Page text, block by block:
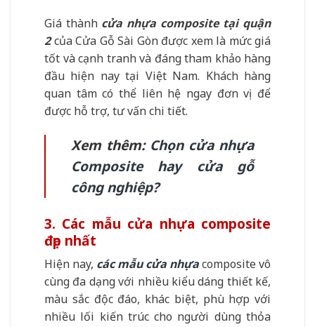
Giá thành cửa nhựa composite tại quận
2của Cửa Gỗ Sài Gòn được xem là mức giá
tốt và cạnh tranh và đáng tham khảo hàng
đầu hiện nay tại Việt Nam. Khách hàng
quan tâm có thể liên hệ ngay đơn vị để
được hỗ trợ, tư vấn chi tiết.
Xem thêm: Chọn cửa nhựa
Composite hay cửa gỗ
công nghiệp?
3. Các mẫu cửa nhựa composite
đẹp nhất
Hiện nay, các mẫu cửa nhựacomposite vô
cùng đa dạng với nhiều kiểu dáng thiết kế,
màu sắc độc đáo, khác biệt, phù hợp với
nhiều lối kiến trúc cho người dùng thỏa